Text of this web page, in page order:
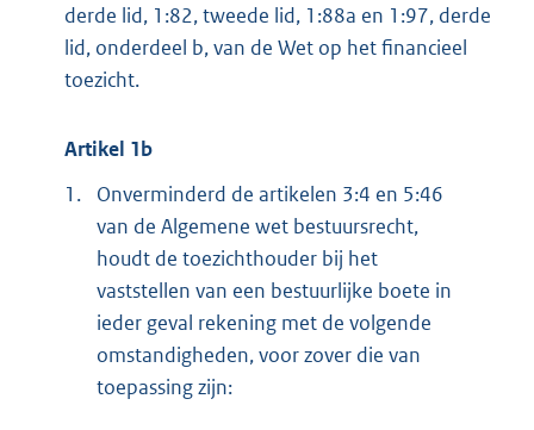
derde lid, 1:82, tweede lid, 1:88a en 1:97, derde
lid, onderdeel b, van de Wet op het financieel
toezicht.
Artikel 1b
1.
Onverminderd de artikelen 3:4 en 5:46
van de Algemene wet bestuursrecht,
houdt de toezichthouder bij het
vaststellen van een bestuurlijke boete in
ieder geval rekening met de volgende
omstandigheden, voor zover die van
toepassing zijn: